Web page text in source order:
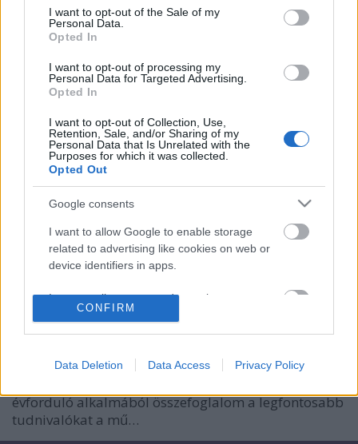
consent section.
I want to opt-out of the Sale of my
Personal Data.
Opted In
I want to opt-out of processing my
Personal Data for Targeted Advertising.
Opted In
I want to opt-out of Collection, Use,
Retention, Sale, and/or Sharing of my
Personal Data that Is Unrelated with the
Purposes for which it was collected.
Opted Out
Google consents
I want to allow Google to enable storage
related to advertising like cookies on web or
device identifiers in apps.
I want to allow my user data to be sent to
Google for online advertising purposes.
personalized advertising.
I want to allow Google to enable storage
related to analytics like cookies on web or
CONFIRM
Data Deletion Data Access Privacy Policy
A Székely himnusz ritmusáról és
három szövegváltozatáról
Száz évvel ezelőtt született a Székely himnusz
nemzetikonyvtar•2021. július 22.
A vers 1921 májusában jelent meg, megzenésített
változatát pedig egy évvel később, adták elő
Hallgatók Egyesülete (SZEFHE) Májusi nagyáldozat
évforduló alkalmából összefoglalom a legfontosabb
tudnivalókat a mű…